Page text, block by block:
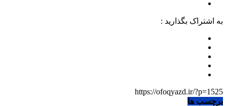
به اشتراک بگذارید :
https://ofoqyazd.ir/?p=1525
برچسب ها